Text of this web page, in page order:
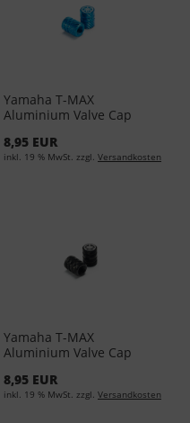
Yamaha T-MAX
Aluminium Valve Cap
8,95 EUR
inkl. 19 % MwSt. zzgl. Versandkosten
Yamaha T-MAX
Aluminium Valve Cap
8,95 EUR
inkl. 19 % MwSt. zzgl. Versandkosten